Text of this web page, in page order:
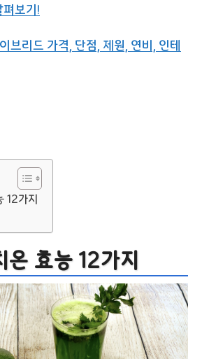
펴보기!
브리드 가격, 단점, 제원, 연비, 인테
12가지
온 효능 12가지